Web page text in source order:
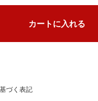
カートに入れる
づく表記